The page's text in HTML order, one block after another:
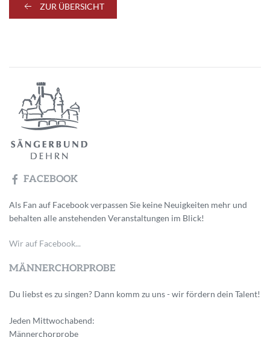
ZUR ÜBERSICHT
FACEBOOK
Als Fan auf Facebook verpassen Sie keine Neuigkeiten mehr und
behalten alle anstehenden Veranstaltungen im Blick!
Wir auf Facebook...
MÄNNERCHORPROBE
Du liebst es zu singen? Dann komm zu uns - wir fördern dein Talent!
Jeden Mittwochabend:
Männerchorprobe